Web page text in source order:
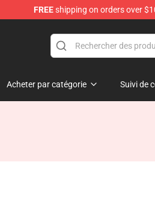
FREEshipping on orders over
Acheter par catégorie Suivi de